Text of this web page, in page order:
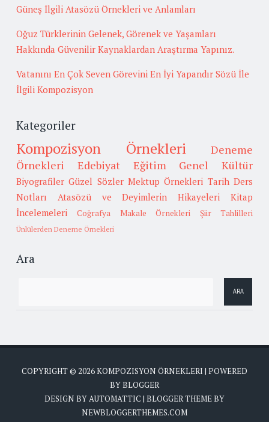
Güneş İlgili Atasözü Örnekleri ve Anlamları
Oğuz Türklerinin Gelenek, Görenek ve Yaşamları
Hakkında Güvenilir Kaynaklardan Araştırma Yapınız.
Vatanını En Çok Seven Görevini En İyi Yapandır Sözü İle
İlgili Kompozisyon
Kategoriler
Kompozisyon Örnekleri
Deneme
Örnekleri
Edebiyat Eğitim Genel Kültür
Biyografiler Güzel Sözler Mektup Örnekleri Tarih Ders
Notları
Atasözü ve Deyimlerin Hikayeleri
Kitap
İncelemeleri
Coğrafya Makale Örnekleri Şiir Tahlilleri
Ünlülerden Deneme Örnekleri
Ara
COPYRIGHT © 2026KOMPOZISYON ÖRNEKLERI | POWERED
BYBLOGGER
DESIGN BYAUTOMATTIC | BLOGGER THEME BY
NEWBLOGGERTHEMES.COM